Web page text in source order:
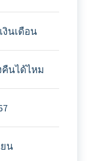
นเดือน
นได้ไหม
น